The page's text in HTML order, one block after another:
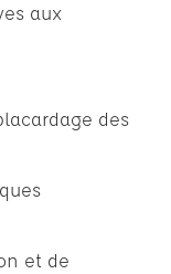
aux
des
et de